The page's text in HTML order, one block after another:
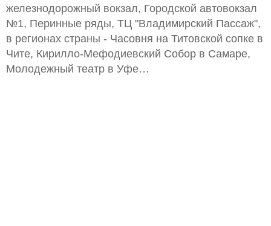
железнодорожный вокзал, Городской автовокзал
№1, Перинные ряды, ТЦ "Владимирский Пассаж",
в регионах страны - Часовня на Титовской сопке в
Чите, Кирилло-Мефодиевский Собор в Самаре,
Молодежный театр в Уфе…